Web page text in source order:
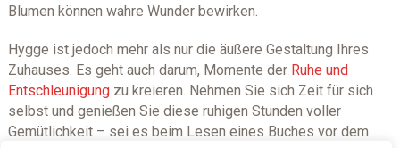
Blumen können wahre Wunder bewirken.
Hygge ist jedoch mehr als nur die äußere Gestaltung Ihres
Zuhauses. Es geht auch darum, Momente der Ruhe und
Entschleunigungzu kreieren. Nehmen Sie sich Zeit für sich
selbst und genießen Sie diese ruhigen Stunden voller
Gemütlichkeit – sei es beim Lesen eines Buches vor dem